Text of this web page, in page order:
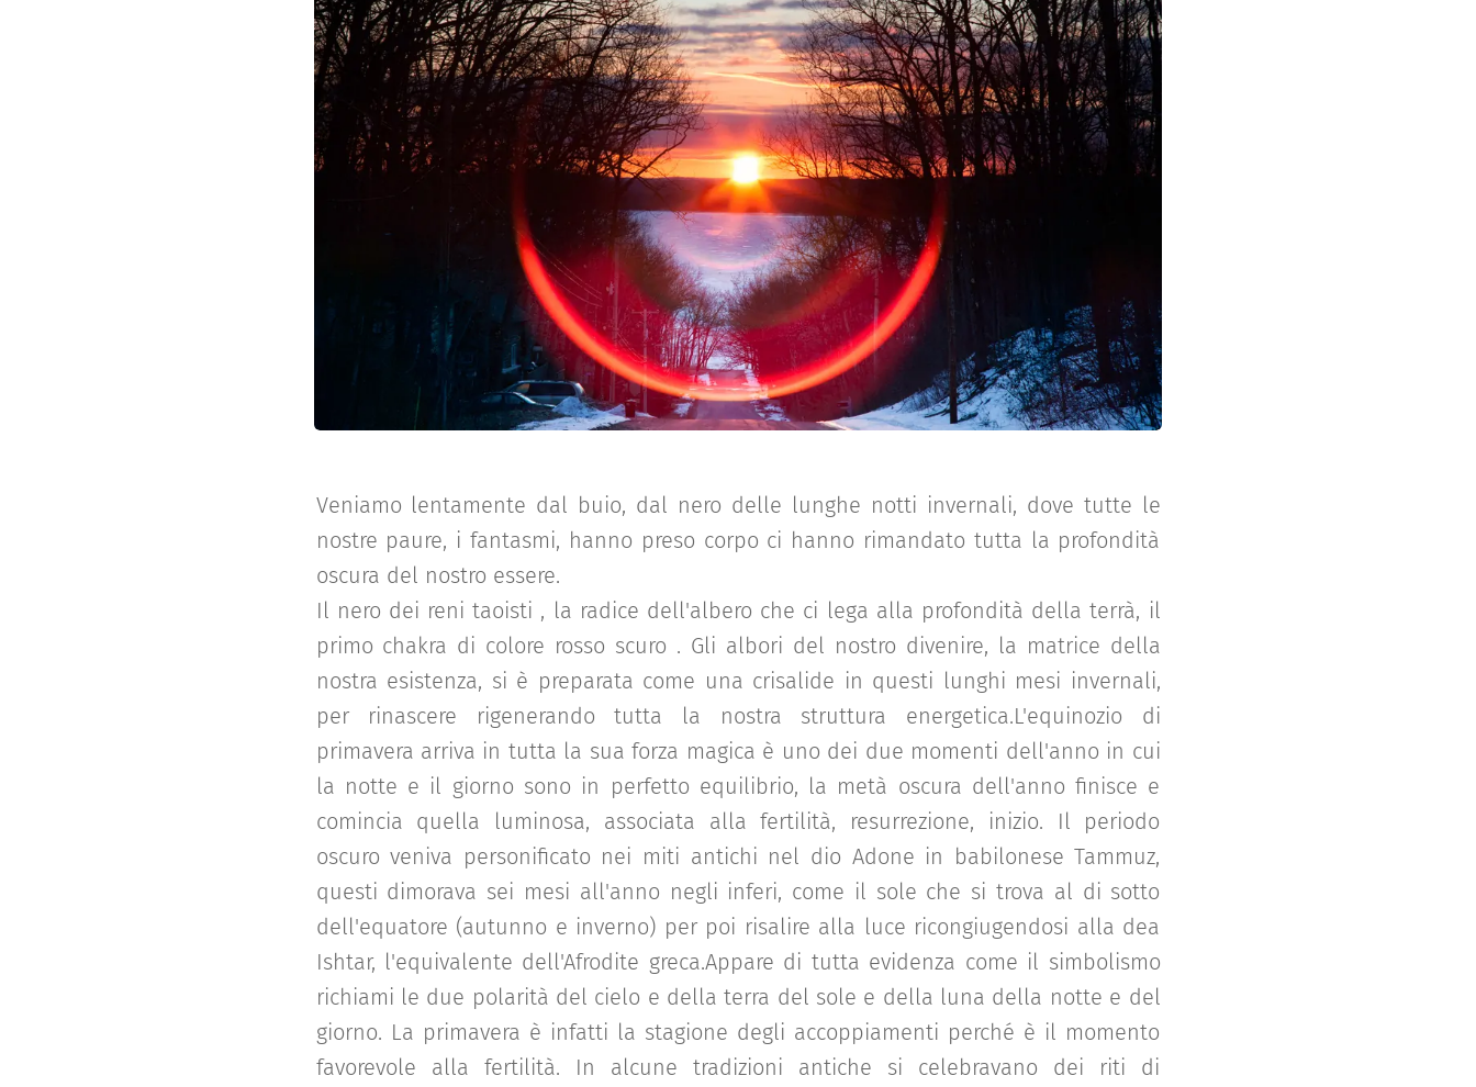
Veniamo lentamente dal buio, dal nero delle lunghe notti invernali, dove tutte le
nostre paure, i fantasmi, hanno preso corpo ci hanno rimandato tutta la profondità
oscura del nostro essere.
Il nero dei reni taoisti , la radice dell'albero che ci lega alla profondità della terrà, il
primo chakra di colore rosso scuro . Gli albori del nostro divenire, la matrice della
nostra esistenza, si è preparata come una crisalide in questi lunghi mesi invernali,
per rinascere rigenerando tutta la nostra struttura energetica.L'equinozio di
primavera arriva in tutta la sua forza magica è uno dei due momenti dell'anno in cui
la notte e il giorno sono in perfetto equilibrio, la metà oscura dell'anno finisce e
comincia quella luminosa, associata alla fertilità, resurrezione, inizio. Il periodo
oscuro veniva personificato nei miti antichi nel dio Adone in babilonese Tammuz,
questi dimorava sei mesi all'anno negli inferi, come il sole che si trova al di sotto
dell'equatore (autunno e inverno) per poi risalire alla luce ricongiugendosi alla dea
Ishtar, l'equivalente dell'Afrodite greca.Appare di tutta evidenza come il simbolismo
richiami le due polarità del cielo e della terra del sole e della luna della notte e del
giorno. La primavera è infatti la stagione degli accoppiamenti perché è il momento
favorevole alla fertilità. In alcune tradizioni antiche si celebravano dei riti di